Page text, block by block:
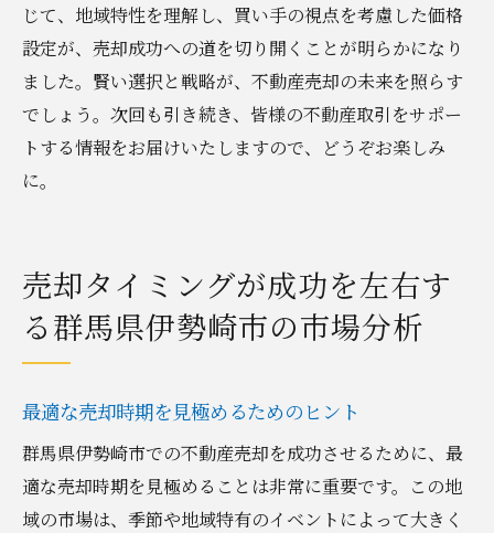
じて、地域特性を理解し、買い手の視点を考慮した価格
設定が、売却成功への道を切り開くことが明らかになり
ました。賢い選択と戦略が、不動産売却の未来を照らす
でしょう。次回も引き続き、皆様の不動産取引をサポー
トする情報をお届けいたしますので、どうぞお楽しみ
に。
売却タイミングが成功を左右す
る群馬県伊勢崎市の市場分析
最適な売却時期を見極めるためのヒント
群馬県伊勢崎市での不動産売却を成功させるために、最
適な売却時期を見極めることは非常に重要です。この地
域の市場は、季節や地域特有のイベントによって大きく